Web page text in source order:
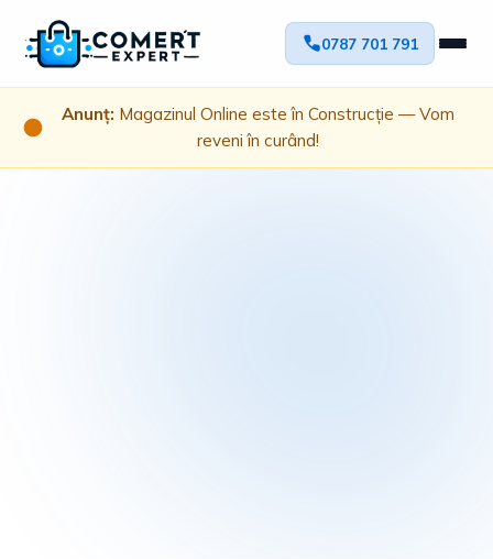
0787 701 791
Anunț: Magazinul Online este în Construcție — Vom
reveni în curând!